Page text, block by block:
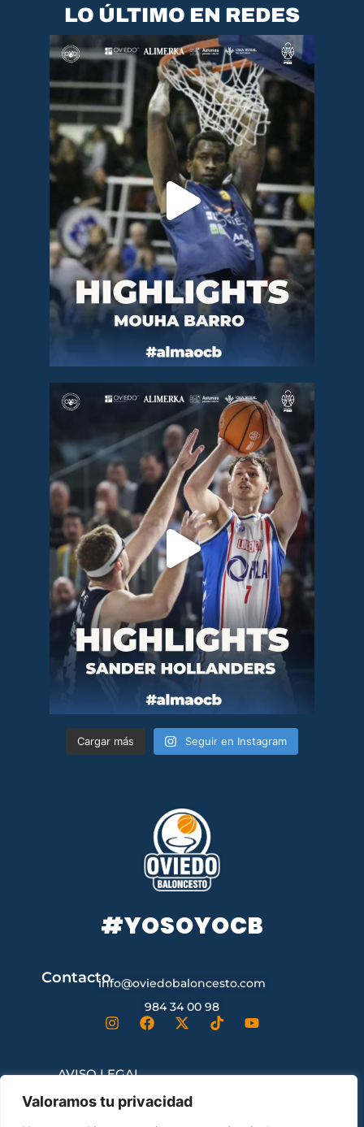
Valoramos tu privacidad
LO ÚLTIMO EN REDES
Cargar más Seguir en Instagram
#YOSOYOCB
Contactoinfo@oviedobaloncesto.com
984 34 00 98
AVISO LEGAL